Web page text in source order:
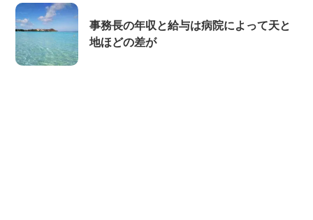
事務長の年収と給与は病院によって天と
地ほどの差が